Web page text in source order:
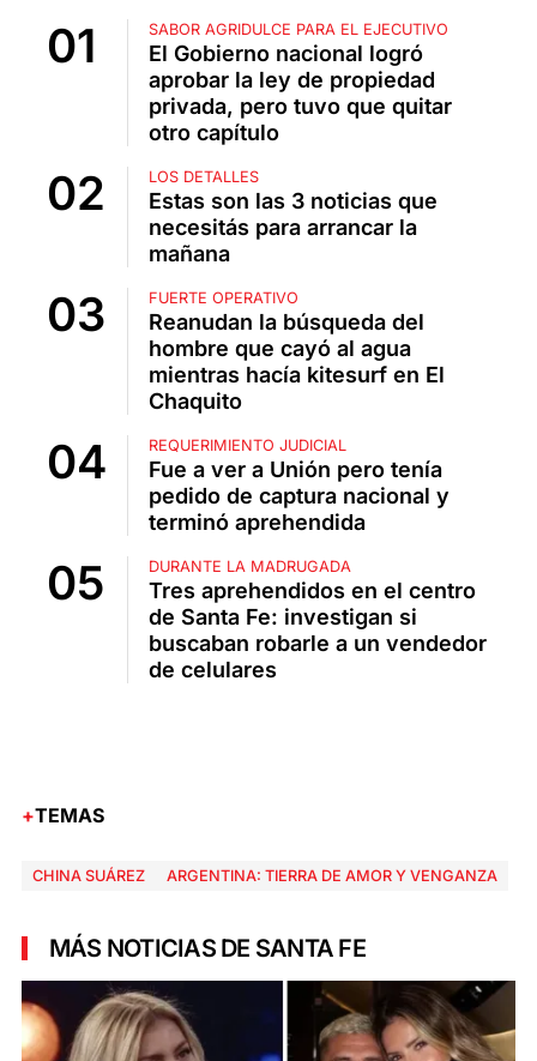
SABOR AGRIDULCE PARA EL EJECUTIVO
El Gobierno nacional logró
aprobar la ley de propiedad
privada, pero tuvo que quitar
otro capítulo
LOS DETALLES
Estas son las 3 noticias que
necesitás para arrancar la
mañana
FUERTE OPERATIVO
Reanudan la búsqueda del
hombre que cayó al agua
mientras hacía kitesurf en El
Chaquito
REQUERIMIENTO JUDICIAL
Fue a ver a Unión pero tenía
pedido de captura nacional y
terminó aprehendida
DURANTE LA MADRUGADA
Tres aprehendidos en el centro
de Santa Fe: investigan si
buscaban robarle a un vendedor
de celulares
TEMAS
CHINA SUÁREZ ARGENTINA: TIERRA DE AMOR Y VENGANZA
MÁS NOTICIAS DE SANTA FE